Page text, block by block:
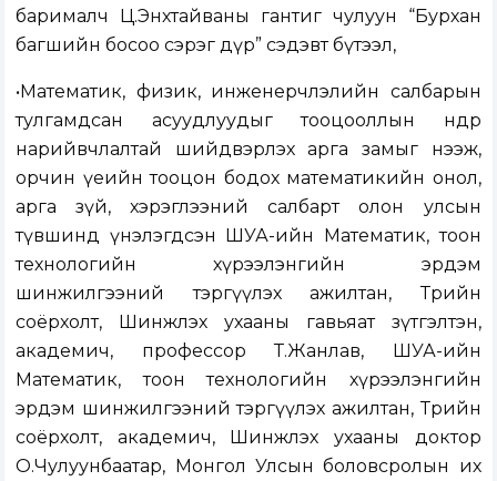
барималч Ц.Энхтайваны гантиг чулуун “Бурхан
багшийн босоо сэрэг дүр” сэдэвт бүтээл,
•Математик, физик, инженерчлэлийн салбарын
тулгамдсан асуудлуудыг тооцооллын өндөр
нарийвчлалтай шийдвэрлэх арга замыг нээж,
орчин үеийн тооцон бодох математикийн онол,
арга зүй, хэрэглээний салбарт олон улсын
түвшинд үнэлэгдсэн ШУА-ийн Математик, тоон
технологийн хүрээлэнгийн эрдэм
шинжилгээний тэргүүлэх ажилтан, Төрийн
соёрхолт, Шинжлэх ухааны гавьяат зүтгэлтэн,
академич, профессор Т.Жанлав, ШУА-ийн
Математик, тоон технологийн хүрээлэнгийн
эрдэм шинжилгээний тэргүүлэх ажилтан, Төрийн
соёрхолт, академич, Шинжлэх ухааны доктор
О.Чулуунбаатар, Монгол Улсын боловсролын их